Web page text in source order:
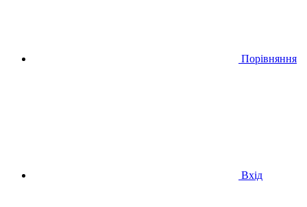
Порівняння
Вхід